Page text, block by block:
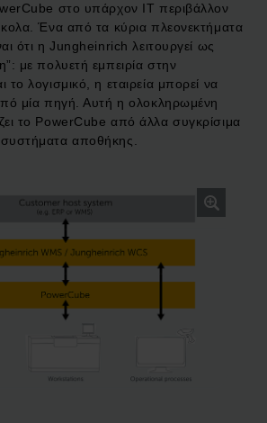
στο υπάρχον IT περιβάλλον
Ένα από τα κύρια πλεονεκτήματα
ότι η Jungheinrich λειτουργεί ως
με πολυετή εμπειρία στην
το λογισμικό, η εταιρεία μπορεί να
μία πηγή. Αυτή η ολοκληρωμένη
το PowerCube από άλλα συγκρίσιμα
αποθήκης.